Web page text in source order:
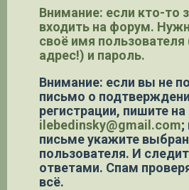
Внимание: если кто-то
входить на форум.
своё имя
адрес!) и пароль.
Внимание: если вы не
письмо о
регистрации, пишите на
ilebedinsky@gmail.com;
письме укажите
пользователя. И
ответами. Спам
всё.